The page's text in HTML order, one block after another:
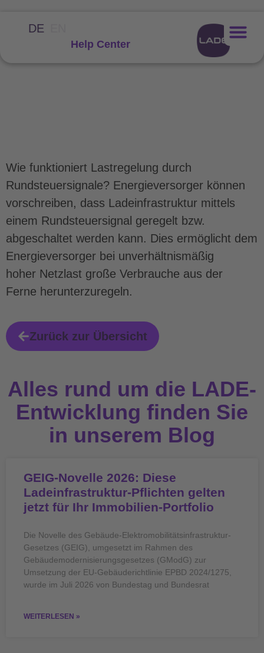
DE
Help Center
Wie funktioniert Lastregelung durch
Rundsteuersignale? Energieversorger können
vorschreiben, dass Ladeinfrastruktur mittels
einem Rundsteuersignal geregelt bzw.
abgeschaltet werden kann. Dies ermöglicht dem
Energieversorger bei unverhältnismäßig
hoher Netzlast große Verbrauche aus der
Ferne herunterzuregeln.
Zurück zur Übersicht
Alles rund um die LADE-
Entwicklung finden Sie
in unserem Blog
GEIG-Novelle 2026: Diese
Ladeinfrastruktur-Pflichten gelten
jetzt für Ihr Immobilien-Portfolio
Die Novelle des Gebäude-Elektromobilitätsinfrastruktur-
Gesetzes (GEIG), umgesetzt im Rahmen des
Gebäudemodernisierungsgesetzes (GModG) zur
Umsetzung der EU-Gebäuderichtlinie EPBD 2024/1275,
wurde im Juli 2026 von Bundestag und Bundesrat
WEITERLESEN »